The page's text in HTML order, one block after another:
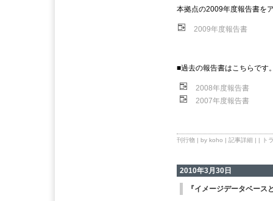
本拠点の2009年度報告書を
2009年度報告書
■過去の報告書はこちらです
2008年度報告書
2007年度報告書
刊行物 | by koho | 記事詳細 | | ト
2010年3月30日
『イメージデータベー